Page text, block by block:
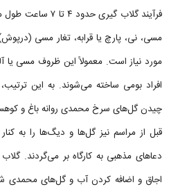
فرآیند گلاب
مسی، نی،‌ پارچ یا قرابه، تغار مسی
مورد نیاز است. معمولاً این ظروف مسی یا
افراد بومی ساخته می‌شوند. به این
چیدن گل‌های سرخ محمدی روانه باغ و
قبل از مراسم نیز گل‌ها و دیگ‌ها را به
دعاهای مذهبی به کارگاه بر می‌گردند.
اجاق و اضافه کردن آب و گل‌های محمدی